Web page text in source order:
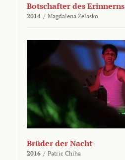
Botschafter des Erinnerns
2014 / Magdalena Żelasko
Brüder der Nacht
2016 / Patric Chiha